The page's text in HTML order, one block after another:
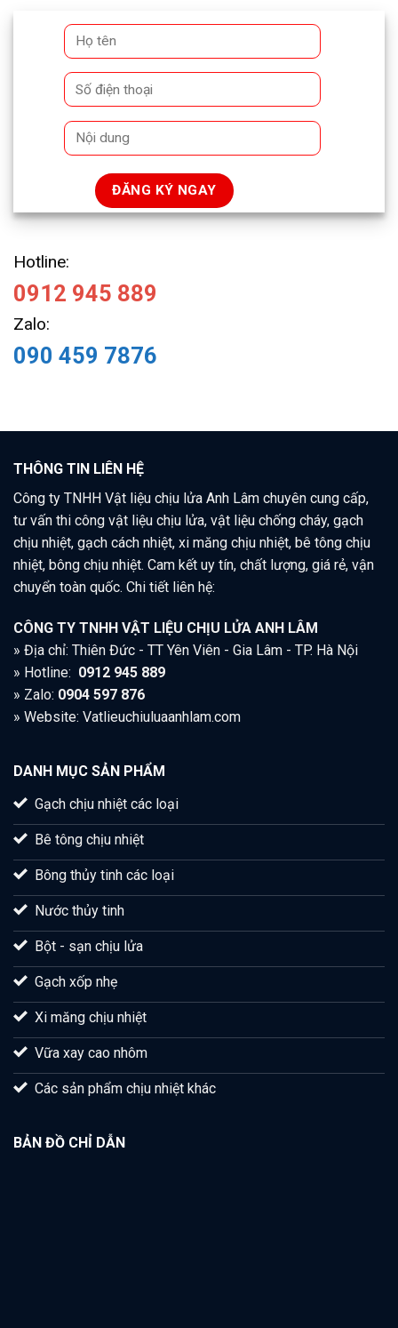
Hotline:
0912 945 889
Zalo:
090 459 7876
THÔNG TIN LIÊN HỆ
Công ty TNHH Vật liệu chịu lửa Anh Lâm chuyên cung cấp,
tư vấn thi công vật liệu chịu lửa, vật liệu chống cháy, gạch
chịu nhiệt, gạch cách nhiệt, xi măng chịu nhiệt, bê tông chịu
nhiệt, bông chịu nhiệt. Cam kết uy tín, chất lượng, giá rẻ, vận
chuyển toàn quốc. Chi tiết liên hệ:
CÔNG TY TNHH VẬT LIỆU CHỊU LỬA ANH LÂM
» Địa chỉ: Thiên Đức - TT Yên Viên - Gia Lâm - TP. Hà Nội
» Hotline: 0912 945 889
» Zalo: 0904 597 876
» Website: Vatlieuchiuluaanhlam.com
DANH MỤC SẢN PHẨM
Gạch chịu nhiệt các loại
Bê tông chịu nhiệt
Bông thủy tinh các loại
Nước thủy tinh
Bột - sạn chịu lửa
Gạch xốp nhẹ
Xi măng chịu nhiệt
Vữa xay cao nhôm
Các sản phẩm chịu nhiệt khác
BẢN ĐỒ CHỈ DẪN